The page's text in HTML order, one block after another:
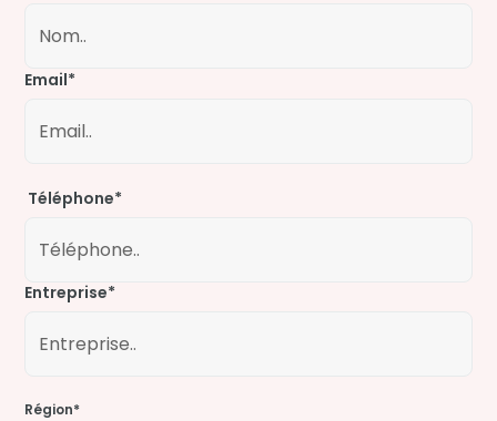
Email*
Téléphone*
Entreprise*
Région*